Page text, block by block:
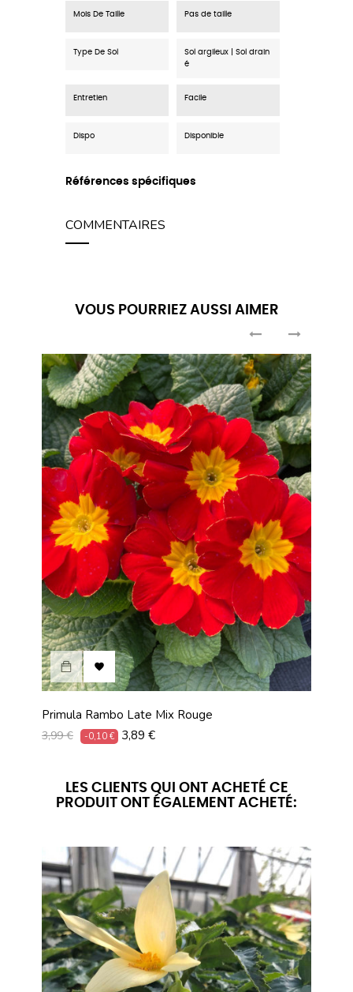
Mois De Taille Pas de taille
Type De Sol
Sol argileux | Sol drain
é
Entretien Facile
Dispo Disponible
Références spécifiques
COMMENTAIRES
VOUS POURRIEZ AUSSI AIMER

Primula Rambo Late Mix Rouge
Prix
3,99 € -0,10 € Prix
3,89 €
›
LES CLIENTS QUI ONT ACHETÉ CE
PRODUIT ONT ÉGALEMENT ACHETÉ: